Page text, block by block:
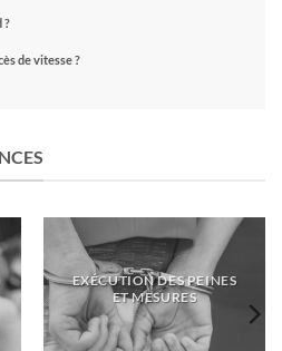
?
de vitesse ?
EXÉCUTION DES PEINES
ET MESURES